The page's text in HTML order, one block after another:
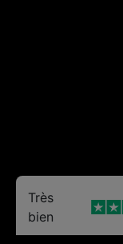
Très
bien